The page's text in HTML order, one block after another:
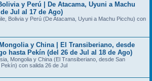
y Perú | De Atacama, Uyuni a Machu
Jul al 17 de Ago)
Bolivia y Perú (De Atacama, Uyuni a Machu Picchu) con
y China | El Transiberiano, desde
hasta Pekín (del 26 de Jul al 18 de Ago)
Mongolia y China (El Transiberiano, desde San
con salida 26 de Jul